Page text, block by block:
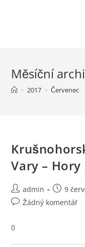
Měsíční
> 2017 > Červenec
Vary – Hory
Autor
příspěvku
admin
Příspěvek
byl
9
Komentáře
příspěvku
Žádný komentář
0